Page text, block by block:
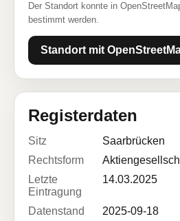
Der Standort konnte in
bestimmt werden.
Standort mit
Registerdaten
Sitz
Saarbrücken
Rechtsform
Letzte
Eintragung
14.03.2025
Datenstand
2025-09-18